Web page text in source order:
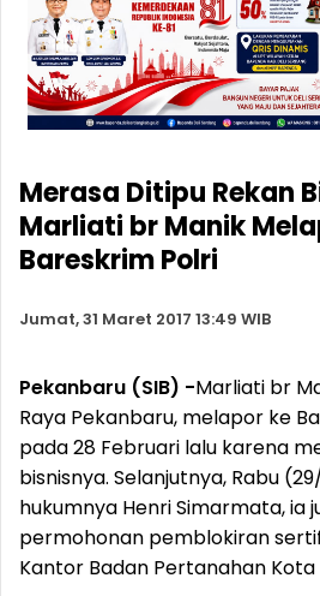
Merasa Ditipu Rekan
Marliati br Manik
Bareskrim Polri
Jumat, 31 Maret 2017 13:49 WIB
Pekanbaru (SIB) -Marliati br
Raya Pekanbaru, melapor ke
pada 28 Februari lalu karena
bisnisnya. Selanjutnya, Rabu
hukumnya Henri Simarmata, ia
permohonan pemblokiran
Kantor Badan Pertanahan Kota